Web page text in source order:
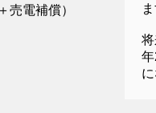
売電補償）
ま